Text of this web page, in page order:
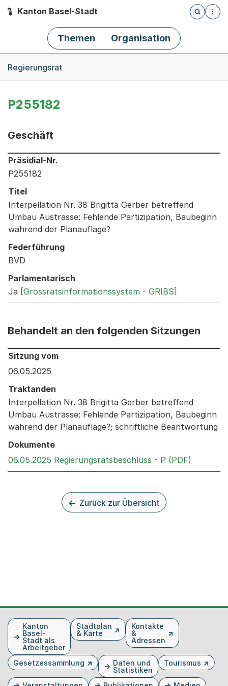
Hauptnavigation
Kanton Basel-Stadt
Öffnet
Themen Organisation
Regierungsrat
P255182
Geschäft
Informationen zum Ausgewählten Geschäft
Präsidial-Nr.
P255182
Titel
Interpellation Nr. 38 Brigitta Gerber betreffend
Umbau Austrasse: Fehlende Partizipation, Baubeginn
während der Planauflage?
Federführung
BVD
Parlamentarisch
Ja [Grossratsinformationssystem - GRIBS]
Behandelt an den folgenden Sitzungen
Behandelt an den folgenden Sitzungen: Informationen
Sitzung vom
06.05.2025
Traktanden
Interpellation Nr. 38 Brigitta Gerber betreffend
Umbau Austrasse: Fehlende Partizipation, Baubeginn
während der Planauflage?; schriftliche Beantwortung
Dokumente
06.05.2025 Regierungsratsbeschluss - P (PDF)
Zurück zur Übersicht
FusszeileKanton
Basel-
Stadt als
Arbeitgeber
Stadtplan
& Karte
Kontakte
&
Adressen
Gesetzessammlung
Daten und
Statistiken
Tourismus